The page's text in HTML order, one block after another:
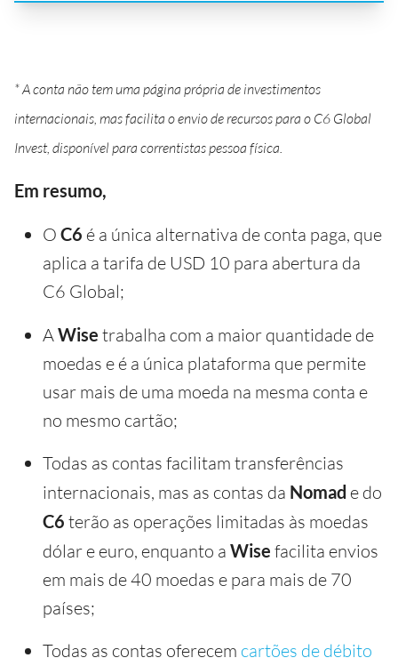
* A conta não tem uma página própria de investimentos
internacionais, mas facilita o envio de recursos para o C6 Global
Invest, disponível para correntistas pessoa física.
Em resumo,
O C6 é a única alternativa de conta paga, que
aplica a tarifa de USD 10 para abertura da
C6 Global;
AWise trabalha com a maior quantidade de
moedas e é a única plataforma que permite
usar mais de uma moeda na mesma conta e
no mesmo cartão;
Todas as contas facilitam transferências
internacionais, mas as contas da Nomad e do
C6 terão as operações limitadas às moedas
dólar e euro, enquanto a Wise facilita envios
em mais de 40 moedas e para mais de 70
países;
Todas as contas oferecem cartões de débito